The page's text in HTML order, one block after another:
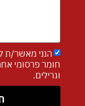
הנני מאשר/ת
וגרילים.